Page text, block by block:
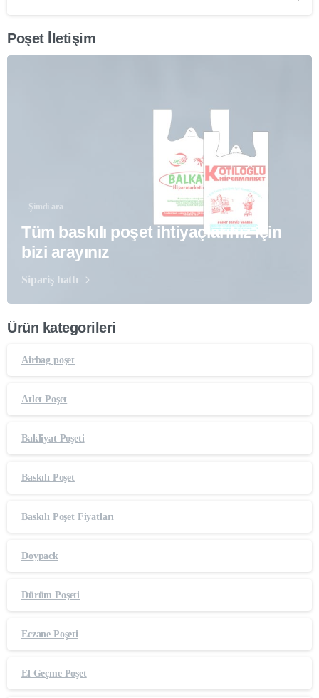
Poşet İletişim
Şimdi ara
Tüm baskılı poşet ihtiyaçlarınız için
bizi arayınız
Sipariş hattı
Ürün kategorileri
Airbag poşet
Atlet Poşet
Bakliyat Poşeti
Baskılı Poşet
Baskılı Poşet Fiyatları
Doypack
Dürüm Poşeti
Eczane Poşeti
El Geçme Poşet